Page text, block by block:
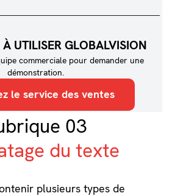
03
du texte
plusieurs types de
UTILISER GLOBALVISION
commerciale pour demander une
démonstration.
le service des ventes